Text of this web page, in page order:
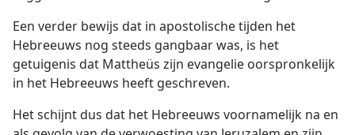
Een verder bewijs dat in apostolische tijden het
Hebreeuws nog steeds gangbaar was, is het
getuigenis dat Mattheüs zijn evangelie oorspronkelijk
in het Hebreeuws heeft geschreven.
Het schijnt dus dat het Hebreeuws voornamelijk na en